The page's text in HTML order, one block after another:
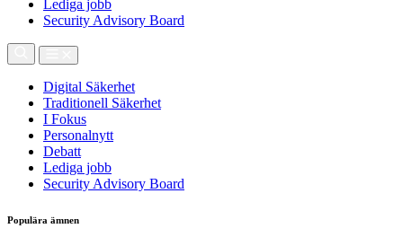
Lediga jobb
Security Advisory Board
Digital Säkerhet
Traditionell Säkerhet
I Fokus
Personalnytt
Debatt
Lediga jobb
Security Advisory Board
Populära ämnen